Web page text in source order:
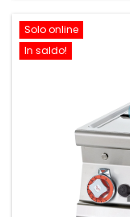
Solo online
In saldo!